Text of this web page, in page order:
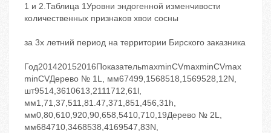
1 и 2.Таблица 1Уровни эндогенной изменчивости
количественных признаков хвои сосны
за 3х летний период на территории Бирского заказника
Год201420152016ПоказательmaxminCVmaxminCVmax
minCVДерево № 1L, мм67499,1568518,1569528,12N,
шт9514,3610613,2111712,61l,
мм1,71,37,511,81.47,371,851,456,31h,
мм0,80,610,920,90,658,5410,710,19Дерево № 2L,
мм684710,3468538,4169547,83N,